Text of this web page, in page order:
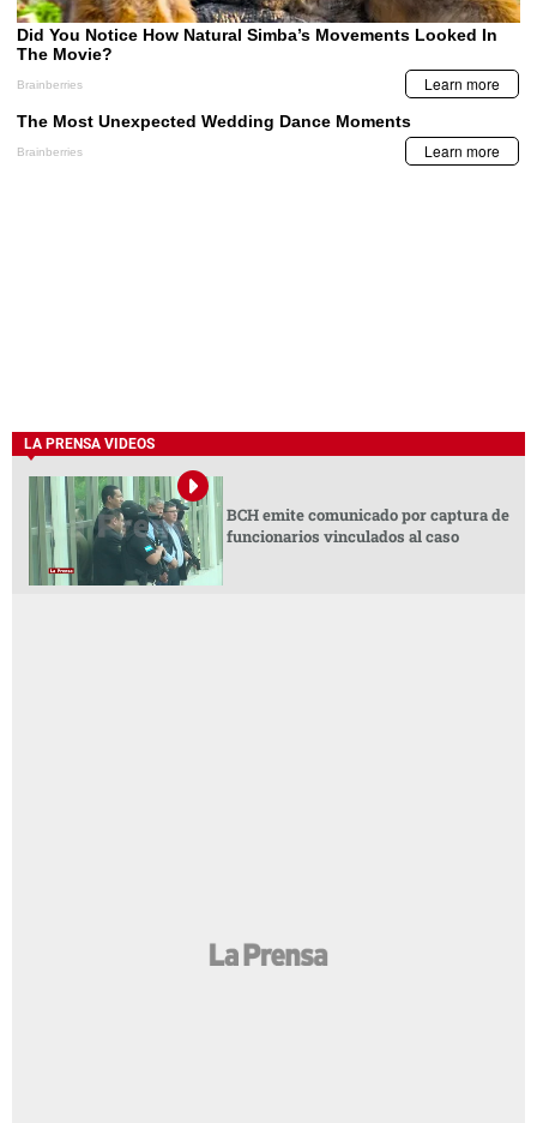
LA PRENSA VIDEOS
BCH emite comunicado por captura de
funcionarios vinculados al caso